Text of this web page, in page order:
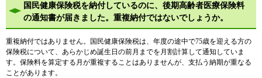
国民健康保険税を納付しているのに、後期高齢者医療保険料
の通知書が届きました。重複納付ではないでしょうか。
重複納付ではありません。国民健康保険税は、年度の途中で75歳を迎える方の
保険税について、あらかじめ誕生日の前月までを月割計算して通知していま
す。保険料を算定する月が重複することはありませんが、支払う納期が重なる
ことがあります。